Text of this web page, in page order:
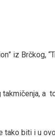
iz Brčkog,
a
tako biti i u